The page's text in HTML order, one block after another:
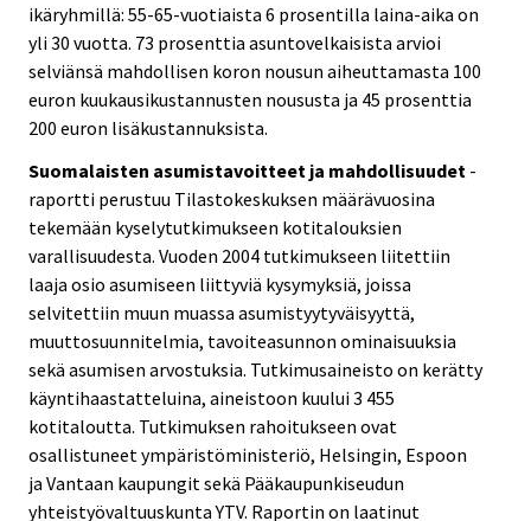
ikäryhmillä: 55-65-vuotiaista 6 prosentilla laina-aika on
yli 30 vuotta. 73 prosenttia asuntovelkaisista arvioi
selviänsä mahdollisen koron nousun aiheuttamasta 100
euron kuukausikustannusten noususta ja 45 prosenttia
200 euron lisäkustannuksista.
Suomalaisten asumistavoitteet ja mahdollisuudet -
raportti perustuu Tilastokeskuksen määrävuosina
tekemään kyselytutkimukseen kotitalouksien
varallisuudesta. Vuoden 2004 tutkimukseen liitettiin
laaja osio asumiseen liittyviä kysymyksiä, joissa
selvitettiin muun muassa asumistyytyväisyyttä,
muuttosuunnitelmia, tavoiteasunnon ominaisuuksia
sekä asumisen arvostuksia. Tutkimusaineisto on kerätty
käyntihaastatteluina, aineistoon kuului 3 455
kotitaloutta. Tutkimuksen rahoitukseen ovat
osallistuneet ympäristöministeriö, Helsingin, Espoon
ja Vantaan kaupungit sekä Pääkaupunkiseudun
yhteistyövaltuuskunta YTV. Raportin on laatinut